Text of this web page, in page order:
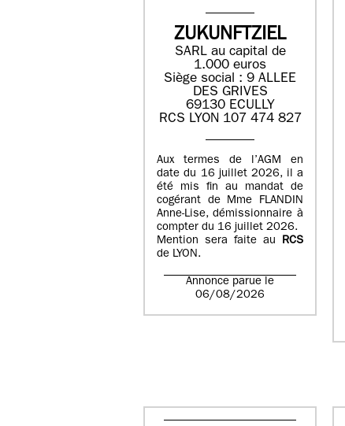
ZUKUNFTZIEL
SARL au capital de
1.000 euros
Siège social : 9 ALLEE
DES GRIVES
69130 ECULLY
RCS LYON 107 474 827
Aux termes de l’AGM en
date du 16 juillet 2026, il a
été mis fin au mandat de
cogérant de Mme FLANDIN
Anne-Lise, démissionnaire à
compter du 16 juillet 2026.
Mention sera faite au RCS
de LYON.
Annonce parue le
06/08/2026